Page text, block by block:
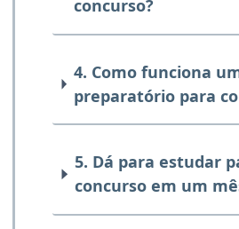
concurso?
4. Como funciona
preparatório para
5. Dá para estudar
concurso em um